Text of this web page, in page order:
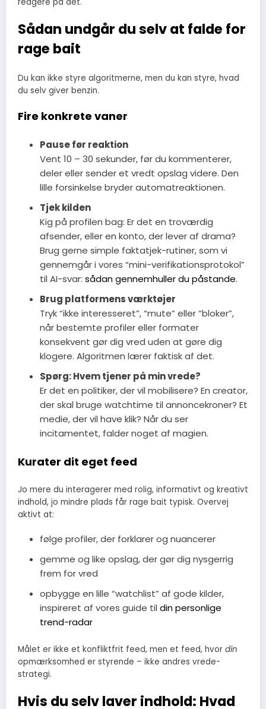
Sådan undgår du selv at falde for
rage bait
Du kan ikke styre algoritmerne, men du kan styre, hvad
du selv giver benzin.
Fire konkrete vaner
Pause før reaktion
Vent 10 – 30 sekunder, før du kommenterer,
deler eller sender et vredt opslag videre. Den
lille forsinkelse bryder automatreaktionen.
Tjek kilden
Kig på profilen bag: Er det en troværdig
afsender, eller en konto, der lever af drama?
Brug gerne simple faktatjek-rutiner, som vi
gennemgår i vores “mini-verifikationsprotokol”
til AI-svar: sådan gennemhuller du påstande.
Brug platformens værktøjer
Tryk “ikke interesseret”, “mute” eller “bloker”,
når bestemte profiler eller formater
konsekvent gør dig vred uden at gøre dig
klogere. Algoritmen lærer faktisk af det.
Spørg: Hvem tjener på min vrede?
Er det en politiker, der vil mobilisere? En creator,
der skal bruge watchtime til annoncekroner? Et
medie, der vil have klik? Når du ser
incitamentet, falder noget af magien.
Kurater dit eget feed
Jo mere du interagerer med rolig, informativt og kreativt
indhold, jo mindre plads får rage bait typisk. Overvej
aktivt at:
følge profiler, der forklarer og nuancerer
gemme og like opslag, der gør dig nysgerrig
frem for vred
opbygge en lille “watchlist” af gode kilder,
inspireret af vores guide til din personlige
trend-radar
Målet er ikke et konfliktfrit feed, men et feed, hvor din
opmærksomhed er styrende – ikke andres vrede-
strategi.
Hvis du selv laver indhold: Hvad